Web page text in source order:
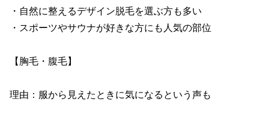
・自然に整えるデザイン脱毛を選ぶ方も多い
・スポーツやサウナが好きな方にも人気の部位
【胸毛・腹毛】
理由：服から見えたときに気になるという声も